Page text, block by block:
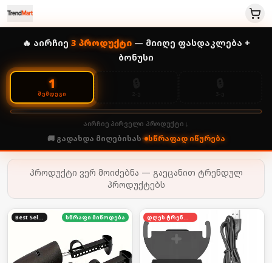
🔥 აირჩიე 3პროდუქტი— მიიღე ფასდაკლება +
ბონუსი
1
ᲨᲔᲛᲓᲔᲒᲘ
აირჩიე პირველი პროდუქტი ↓
🚚 გადახდა მიღებისას• სწრაფად იწურება
პროდუქტი ვერ მოიძებნა — გაეცანით ტრენდულ
პროდუქტებს
Best Seller სწრაფი მიწოდება დღეს ტრენდში